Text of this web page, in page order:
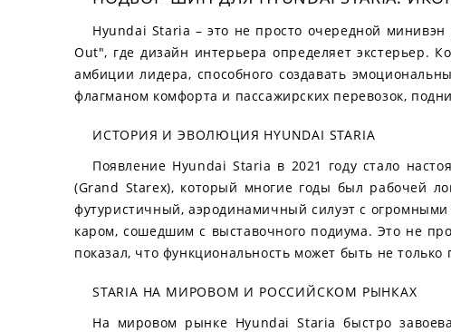
Hyundai Staria – это не просто очередной
Out", где дизайн интерьера определяет экстерьер.
амбиции лидера, способного создавать
флагманом комфорта и пассажирских перевозок,
ИСТОРИЯ И ЭВОЛЮЦИЯ HYUNDAI STARIA
Появление Hyundai Staria в 2021 году стало
(Grand Starex), который многие годы был рабочей
футуристичный, аэродинамичный силуэт с
каром, сошедшим с выставочного подиума. Это не
показал, что функциональность может быть не
STARIA НА МИРОВОМ И РОССИЙСКОМ РЫНКАХ
На мировом рынке Hyundai Staria быстро